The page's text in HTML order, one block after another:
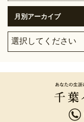
月別アーカイブ